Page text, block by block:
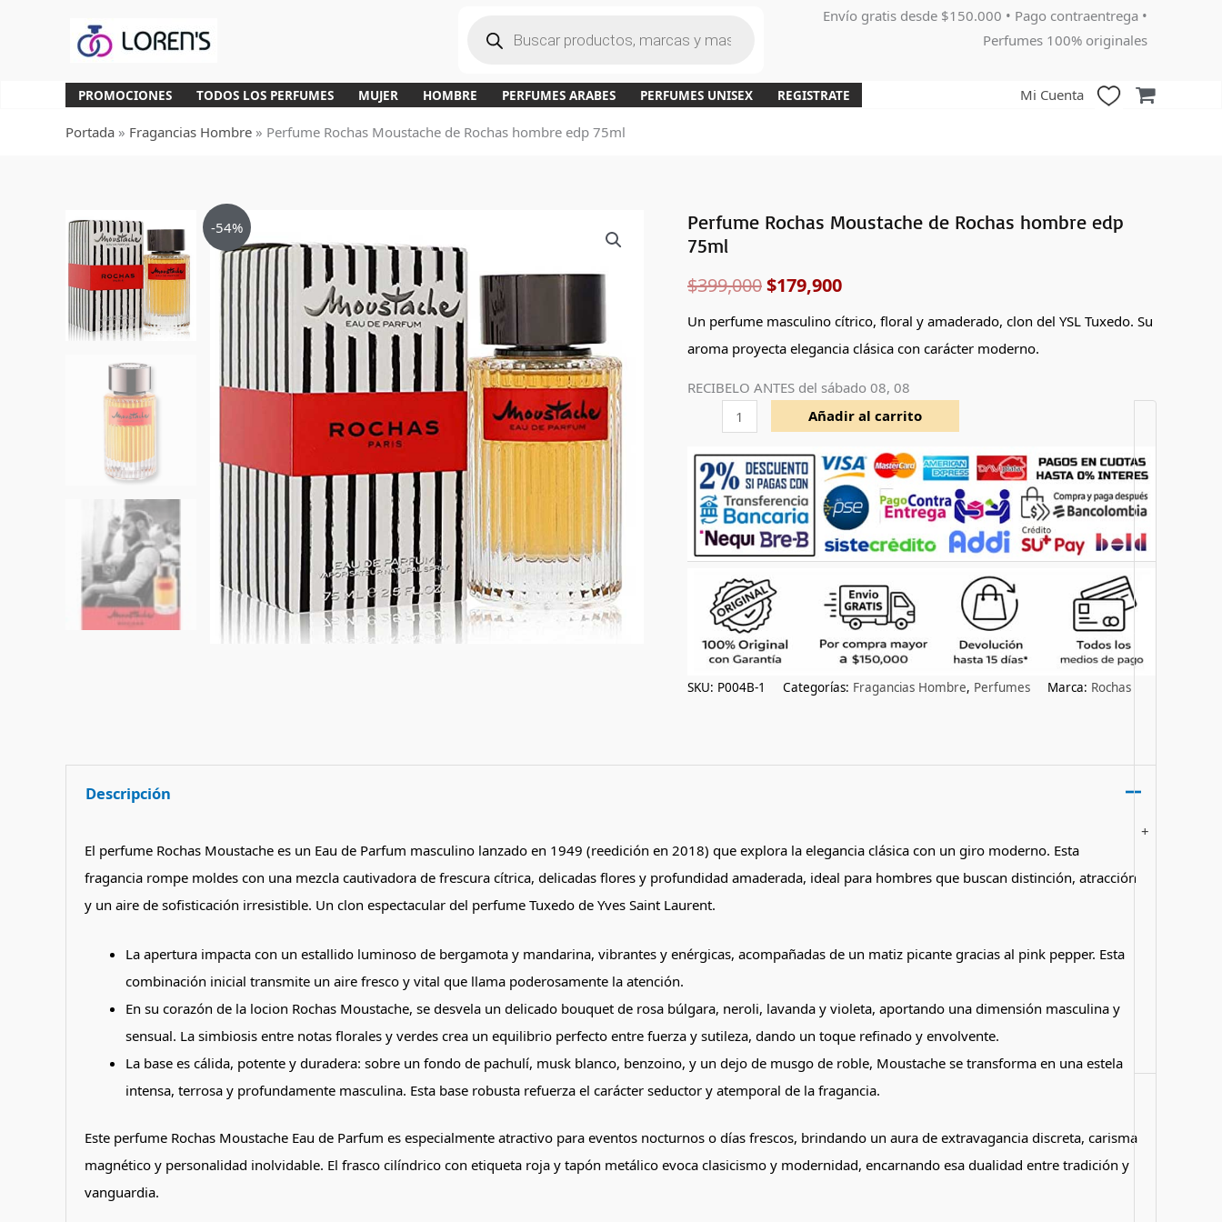
a
d
e
r
o
Envío gratis desde $150.000 • Pago contraentrega •
Perfumes 100% originales
PROMOCIONES TODOS LOS PERFUMES MUJER HOMBRE PERFUMES ARABES PERFUMES UNISEX REGISTRATE Mi Cuenta
Portada » Fragancias Hombre » Perfume Rochas Moustache de Rochas hombre edp 75ml
-54%
Perfume Rochas Moustache de Rochas hombre edp
75ml
$399,000
El
original
$179,900
El
Un perfume masculino cítrico, floral y amaderado, clon del YSL Tuxedo. Su
aroma proyecta elegancia clásica con carácter moderno.
RECIBELO ANTES del sábado 08, 08
Perfume
Rochas
de
Rochas
hombre
75ml
cantidad
+
Añadir al carrito
SKU: P004B-1 Categorías: Fragancias Hombre, Perfumes Marca: Rochas
Descripción
El perfume Rochas Moustache es un Eau de Parfum masculino lanzado en 1949 (reedición en 2018) que explora la elegancia clásica con un giro moderno. Esta
fragancia rompe moldes con una mezcla cautivadora de frescura cítrica, delicadas flores y profundidad amaderada, ideal para hombres que buscan distinción, atracción
y un aire de sofisticación irresistible. Un clon espectacular del perfume Tuxedo de Yves Saint Laurent.
La apertura impacta con un estallido luminoso de bergamota y mandarina, vibrantes y enérgicas, acompañadas de un matiz picante gracias al pink pepper. Esta
combinación inicial transmite un aire fresco y vital que llama poderosamente la atención.
En su corazón de la locion Rochas Moustache, se desvela un delicado bouquet de rosa búlgara, neroli, lavanda y violeta, aportando una dimensión masculina y
sensual. La simbiosis entre notas florales y verdes crea un equilibrio perfecto entre fuerza y sutileza, dando un toque refinado y envolvente.
La base es cálida, potente y duradera: sobre un fondo de pachulí, musk blanco, benzoino, y un dejo de musgo de roble, Moustache se transforma en una estela
intensa, terrosa y profundamente masculina. Esta base robusta refuerza el carácter seductor y atemporal de la fragancia.
Este perfume Rochas Moustache Eau de Parfum es especialmente atractivo para eventos nocturnos o días frescos, brindando un aura de extravagancia discreta, carisma
magnético y personalidad inolvidable. El frasco cilíndrico con etiqueta roja y tapón metálico evoca clasicismo y modernidad, encarnando esa dualidad entre tradición y
vanguardia.